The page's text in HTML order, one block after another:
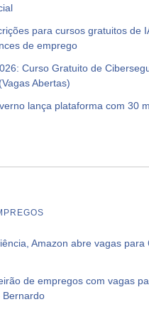
para cursos gratuitos de
de emprego
Curso Gratuito de
Abertas)
lança plataforma com 30
Amazon abre vagas para
de empregos com vagas
Bernardo